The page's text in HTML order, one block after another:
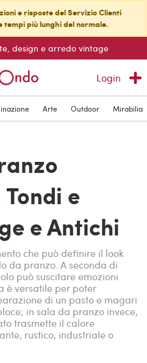
e risposte del Servizio Clienti
più lunghi del normale.
design e arredo vintage
Login
Arte Outdoor Mirabilia
e
e Antichi
che può definire il look
da pranzo. A seconda di
può suscitare emozioni
è versatile per poter
di un pasto e magari
in sala da pranzo invece,
trasmette il calore
rustico, industriale o